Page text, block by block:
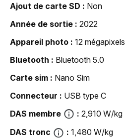
Ajout de carte SD
Non
Année de sortie
2022
Appareil photo
12 mégapixels
Bluetooth
Bluetooth 5.0
Carte sim
Nano Sim
Connecteur
USB type C
DAS membre
2,910 W/kg
DAS tronc
1,480 W/kg